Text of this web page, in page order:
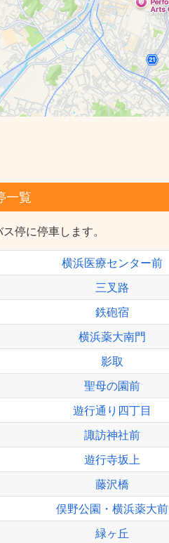
一覧
停に停車します。
横浜医療センター前
三叉路
鉄砲宿
横浜薬大南門
影取
聖母の園前
遊行通り四丁目
諏訪神社前
遊行寺坂上
藤沢橋
俣野公園・横浜薬大前
緑ヶ丘